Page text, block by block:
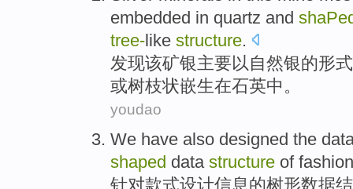
embedded in quartz and
tree-like structure.
发现该矿银主要以 自然银的形式
或树枝状嵌生在石英中。
youdao
We have also designed the
shaped data structure of fashion
针对款式设计信息的树形数据